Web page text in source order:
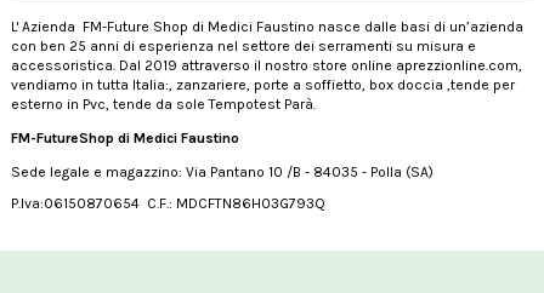
L' Azienda FM-Future Shop di Medici Faustino nasce dalle basi di un’azienda
con ben 25 anni di esperienza nel settore dei serramenti su misura e
accessoristica. Dal 2019 attraverso il nostro store online aprezzionline.com,
vendiamo in tutta Italia:, zanzariere, porte a soffietto, box doccia ,tende per
esterno in Pvc, tende da sole Tempotest Parà.
FM-FutureShop di Medici Faustino
Sede legale e magazzino: Via Pantano 10 /B - 84035 - Polla (SA)
P.Iva:06150870654 C.F.: MDCFTN86H03G793Q